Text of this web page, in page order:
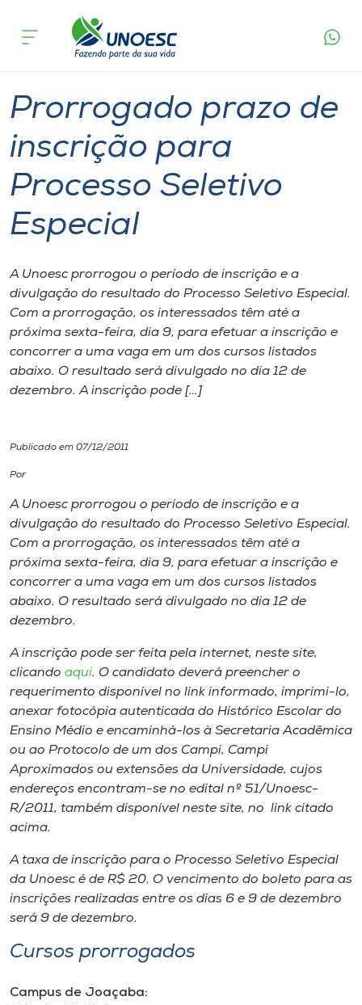
Cursos
Pesquisa
Atendimento ao Estudante
Portal de Ensino
A
Unoesc
Internacionalização
I.nova
Diplomados
CPA
Biblioteca
Museu
Unoesc
Store
Selecione
A+
acontece
Prorrogado prazo de
inscrição para
Processo Seletivo
Especial
A Unoesc prorrogou o período de inscrição e a
divulgação do resultado do Processo Seletivo Especial.
Com a prorrogação, os interessados têm até a
próxima sexta-feira, dia 9, para efetuar a inscrição e
concorrer a uma vaga em um dos cursos listados
abaixo. O resultado será divulgado no dia 12 de
dezembro. A inscrição pode […]
Publicado em 07/12/2011
Por
A Unoesc prorrogou o período de inscrição e a
divulgação do resultado do Processo Seletivo Especial.
Com a prorrogação, os interessados têm até a
próxima sexta-feira, dia 9, para efetuar a inscrição e
concorrer a uma vaga em um dos cursos listados
abaixo. O resultado será divulgado no dia 12 de
dezembro.
A inscrição pode ser feita pela internet, neste site,
clicando aqui. O candidato deverá preencher o
requerimento disponível no link informado, imprimi-lo,
anexar fotocópia autenticada do Histórico Escolar do
Ensino Médio e encaminhá-los à Secretaria Acadêmica
ou ao Protocolo de um dos Campi, Campi
Aproximados ou extensões da Universidade, cujos
endereços encontram-se no edital nº 51/Unoesc-
R/2011, também disponível neste site, no link citado
acima.
A taxa de inscrição para o Processo Seletivo Especial
da Unoesc é de R$ 20. O vencimento do boleto para as
inscrições realizadas entre os dias 6 e 9 de dezembro
será 9 de dezembro.
Cursos prorrogados
Campus de Joaçaba: